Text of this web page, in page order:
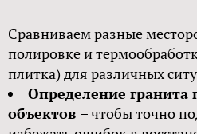
Сравниваем разные
полировке и
плитка) для различных
Определение гранита
объектов – чтобы точно